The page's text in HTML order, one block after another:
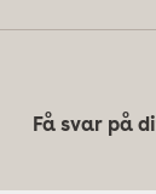
Få svar på